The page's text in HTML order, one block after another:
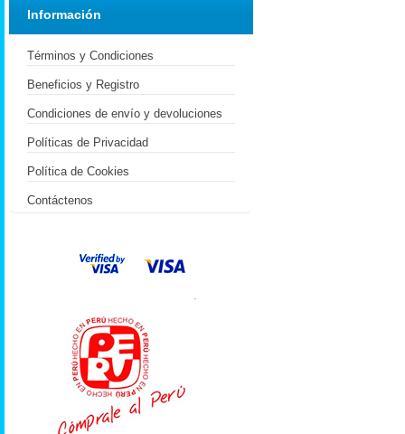
Información
Términos y Condiciones
Beneficios y Registro
Condiciones de envío y devoluciones
Políticas de Privacidad
Política de Cookies
Contáctenos
.